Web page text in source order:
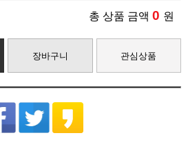
총 상품 금액 0 원
장바구니 관심상품